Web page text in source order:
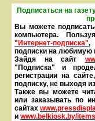
Подписаться на
Вы можете
компьютера.
"Интернет-подписка",
подписки на любимую
Зайдя на сайт
"Подписка" и
регистрации на
под­писку, не выходя
Также вы можете
или заказывать по
сайтах
и www.belkiosk.by/